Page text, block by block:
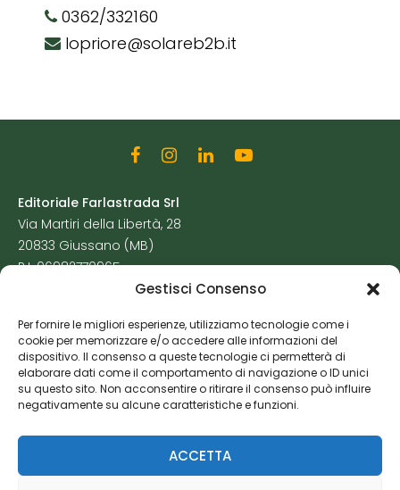
Gestisci Consenso
Per fornire le migliori esperienze, utilizziamo tecnologie come i
cookie per memorizzare e/o accedere alle informazioni del
dispositivo. Il consenso a queste tecnologie ci permetterà di
elaborare dati come il comportamento di navigazione o ID unici
su questo sito. Non acconsentire o ritirare il consenso può influire
negativamente su alcune caratteristiche e funzioni.
ACCETTA
0362/332160
lopriore@solareb2b.it
Editoriale Farlastrada Srl
Via Martiri della Libertà, 28
20833 Giussano (MB)
P.I. 06982770965
Cookie Policy
Risorse Aggiuntive